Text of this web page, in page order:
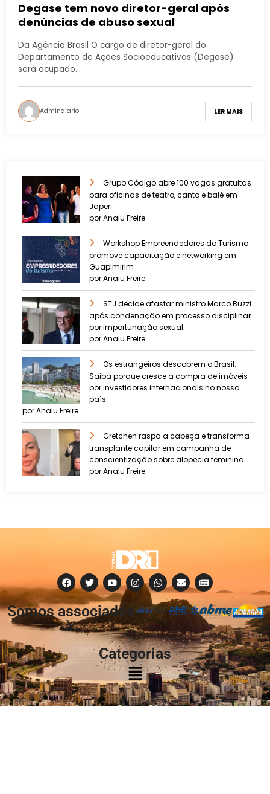
Degase tem novo diretor-geral após
denúncias de abuso sexual
Da Agência Brasil O cargo de diretor-geral do
Departamento de Ações Socioeducativas (Degase)
será ocupado…
Admindiario LER MAIS
Grupo Código abre 100 vagas gratuitas
para oficinas de teatro, canto e balé em
Japeri
por Analu Freire
Workshop Empreendedores do Turismo
promove capacitação e networking em
Guapimirim
por Analu Freire
STJ decide afastar ministro Marco Buzzi
após condenação em processo disciplinar
por importunação sexual
por Analu Freire
Os estrangeiros descobrem o Brasil:
Saiba porque cresce a compra de imóveis
por investidores internacionais no nosso
país
por Analu Freire
Gretchen raspa a cabeça e transforma
transplante capilar em campanha de
conscientização sobre alopecia feminina
por Analu Freire
Somos associados
à:
Categorias